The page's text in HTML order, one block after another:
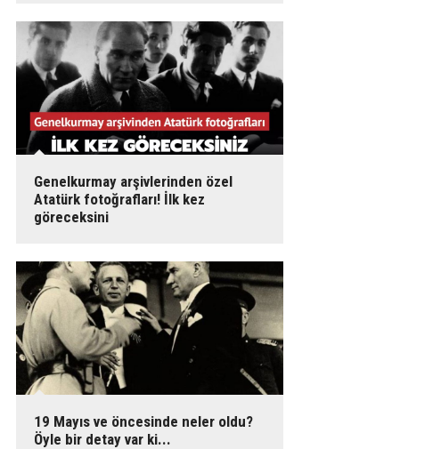
Genelkurmay arşivlerinden özel
Atatürk fotoğrafları! İlk kez
göreceksini
19 Mayıs ve öncesinde neler oldu?
Öyle bir detay var ki...